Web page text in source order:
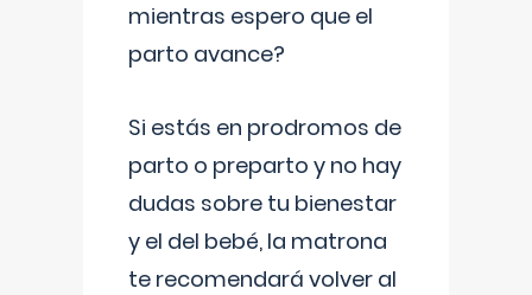
mientras espero que el
parto avance?
Si estás en prodromos de
parto o preparto y no hay
dudas sobre tu bienestar
y el del bebé, la matrona
te recomendará volver al